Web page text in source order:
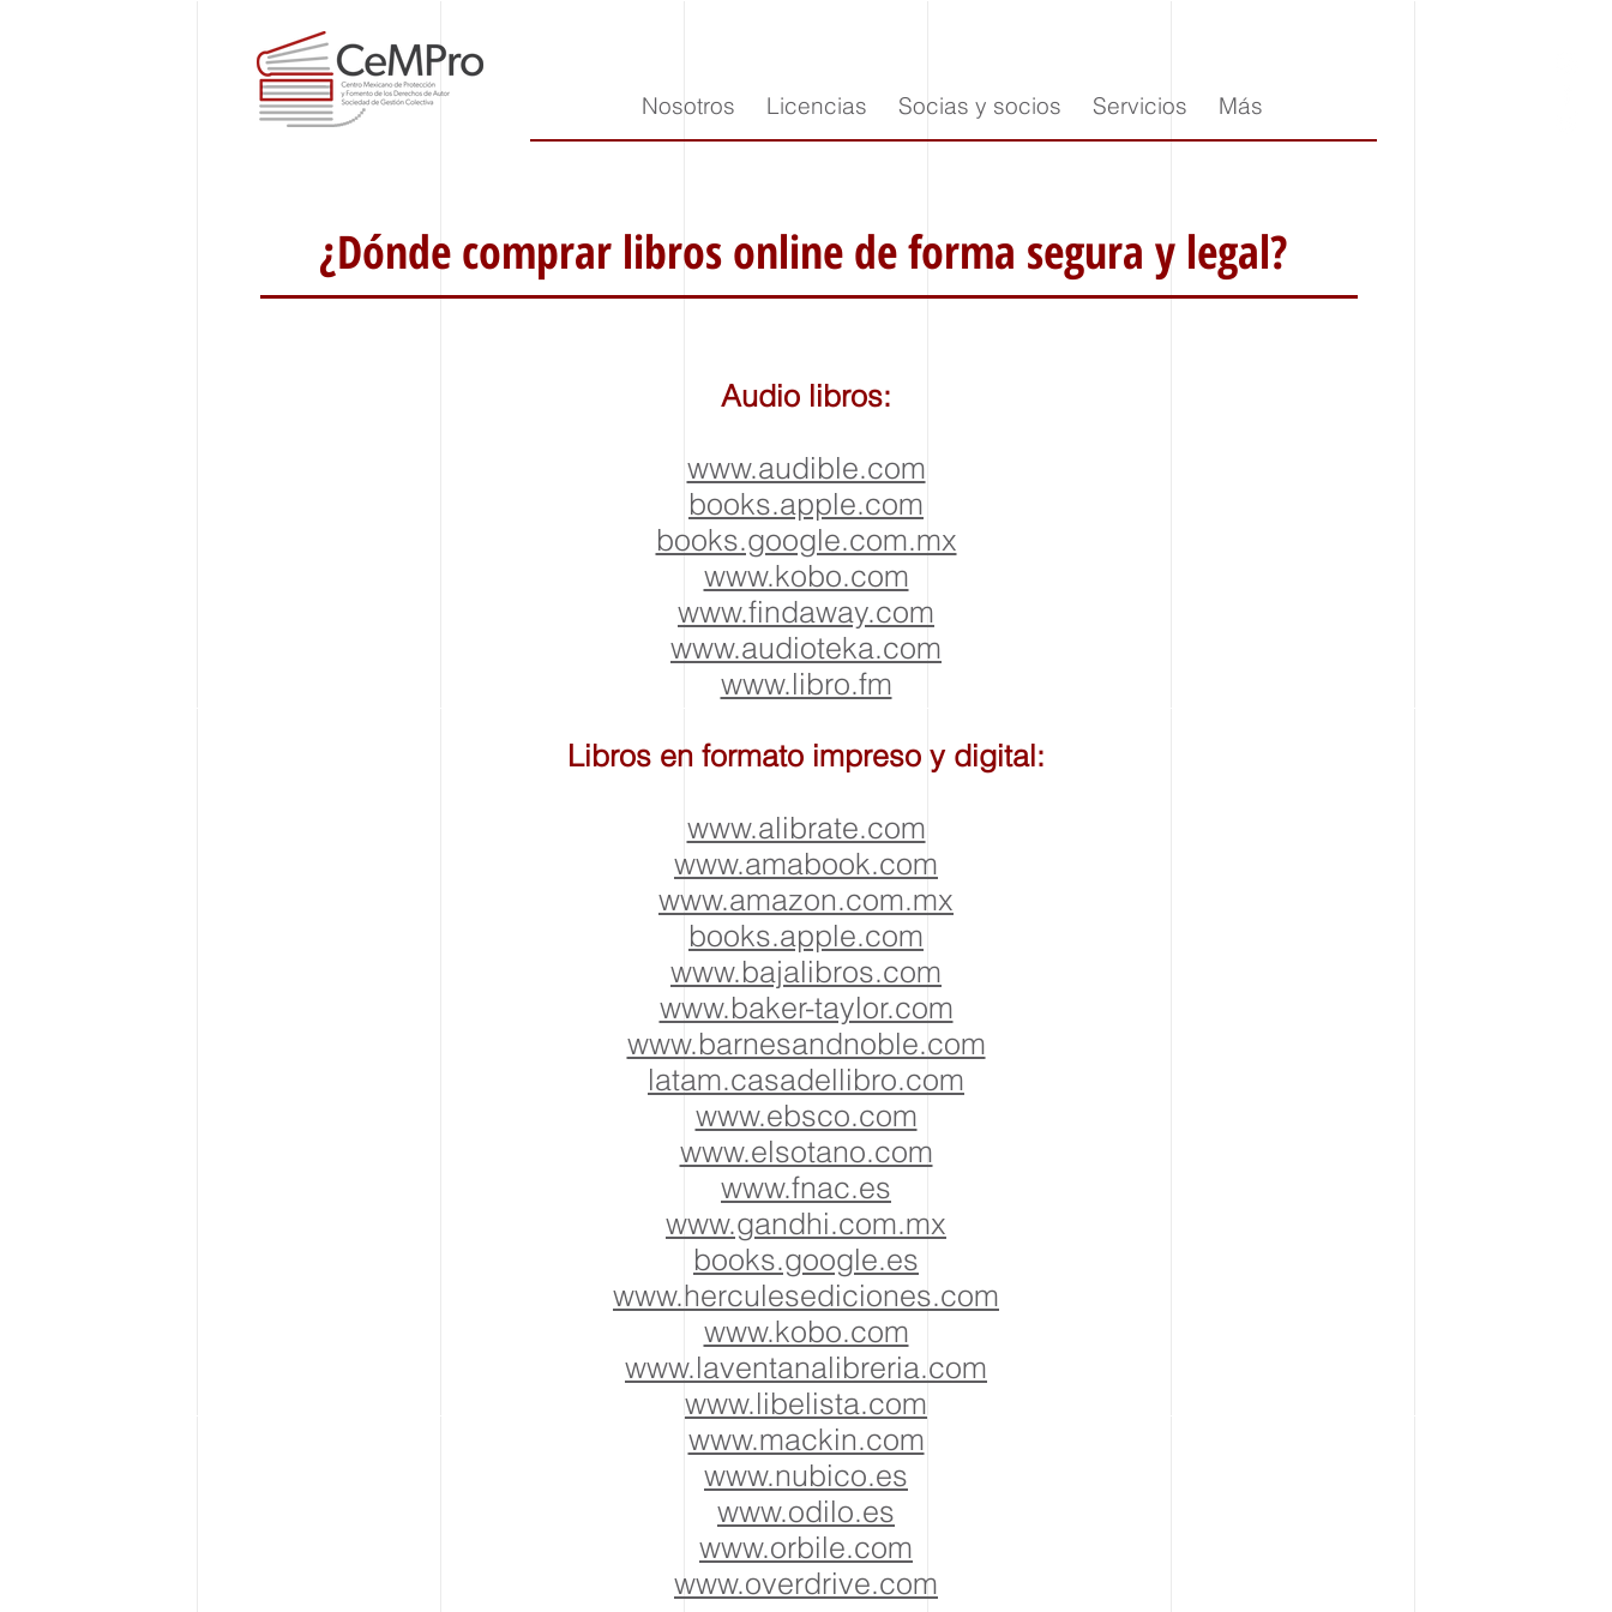
Nosotros Licencias Socias y socios Servicios Más
¿Dónde comprar libros online de forma segura y legal?
Audio libros:
www.audible.com
books.apple.com
books.google.com.mx
www.kobo.com
www.findaway.com
www.audioteka.com
www.libro.fm
Libros en formato impreso y digital:
www.alibrate.com
www.amabook.com
www.amazon.com.mx
books.apple.com
www.bajalibros.com
www.baker-taylor.com
www.barnesandnoble.com
latam.casadellibro.com
www.ebsco.com
www.elsotano.com
www.fnac.es
www.gandhi.com.mx
books.google.es
www.herculesediciones.com
www.kobo.com
www.laventanalibreria.com
www.libelista.com
www.mackin.com
www.nubico.es
www.odilo.es
www.orbile.com
www.overdrive.com